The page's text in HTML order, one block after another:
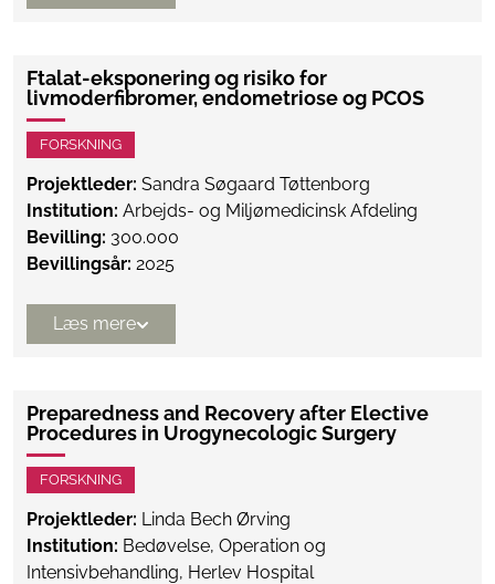
Ftalat-eksponering og risiko for
livmoderfibromer, endometriose og PCOS
FORSKNING
Projektleder: Sandra Søgaard Tøttenborg
Institution: Arbejds- og Miljømedicinsk Afdeling
Bevilling: 300.000
Bevillingsår: 2025
Læs mere
Preparedness and Recovery after Elective
Procedures in Urogynecologic Surgery
FORSKNING
Projektleder: Linda Bech Ørving
Institution: Bedøvelse, Operation og
Intensivbehandling, Herlev Hospital